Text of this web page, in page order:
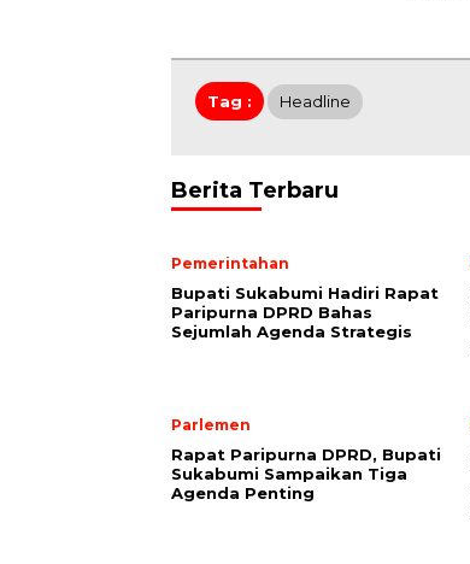
Tag : Headline
Berita Terbaru
Pemerintahan
Bupati Sukabumi Hadiri Rapat
Paripurna DPRD Bahas
Sejumlah Agenda Strategis
Parlemen
Rapat Paripurna DPRD, Bupati
Sukabumi Sampaikan Tiga
Agenda Penting